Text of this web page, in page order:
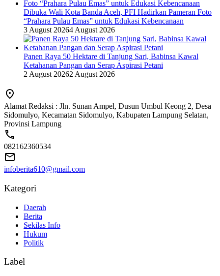
Dibuka Wali Kota Banda Aceh, PFI Hadirkan Pameran Foto
“Prahara Pulau Emas” untuk Edukasi Kebencanaan
3 August 20264 August 2026
Panen Raya 50 Hektare di Tanjung Sari, Babinsa Kawal
Ketahanan Pangan dan Serap Aspirasi Petani
2 August 20262 August 2026
Alamat Redaksi : Jln. Sunan Ampel, Dusun Umbul Keong 2, Desa
Sidomulyo, Kecamatan Sidomulyo, Kabupaten Lampung Selatan,
Provinsi Lampung
082162360534
infoberita610@gmail.com
Kategori
Daerah
Berita
Sekilas Info
Hukum
Politik
Label